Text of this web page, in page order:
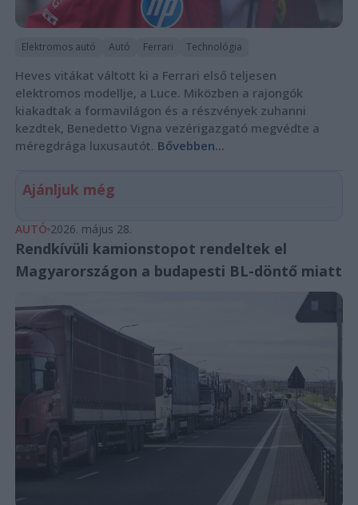
Elektromos autó Autó Ferrari Technológia
Heves vitákat váltott ki a Ferrari első teljesen
elektromos modellje, a Luce. Miközben a rajongók
kiakadtak a formavilágon és a részvények zuhanni
kezdtek, Benedetto Vigna vezérigazgató megvédte a
méregdrága luxusautót. Bővebben...
Ajánljuk még
AUTÓ 2026. május 28.
Rendkívüli kamionstopot rendeltek el
Magyarországon a budapesti BL-döntő miatt